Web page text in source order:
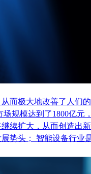
而极大地改善了人们
规模达到了1800亿元
续扩大，从而创造出
势头； 智能设备行业